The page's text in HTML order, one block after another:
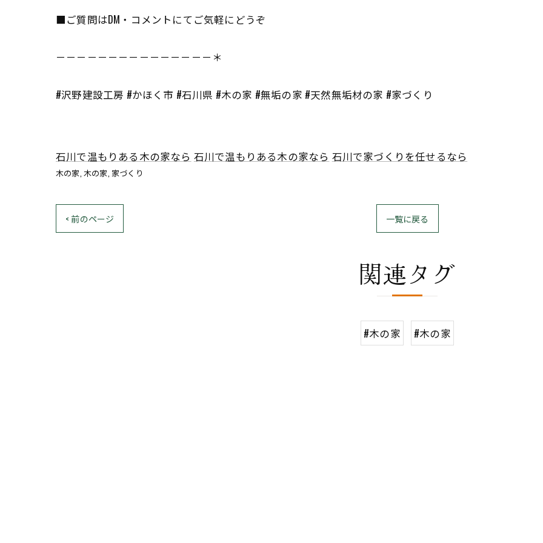
■ご質問はDM・コメントにてご気軽にどうぞ
－－－－－－－－－－－－－－－＊
#沢野建設工房 #かほく市 #石川県 #木の家 #無垢の家 #天然無垢材の家 #家づくり
石川で温もりある木の家なら 石川で温もりある木の家なら 石川で家づくりを任せるなら
木の家 木の家 家づくり
< 前のページ 一覧に戻る
関連タグ
#木の家 #木の家